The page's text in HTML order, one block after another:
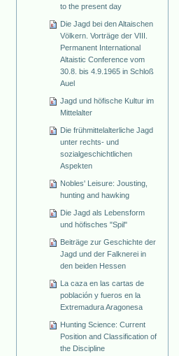
to the present day
Die Jagd bei den Altaischen
Völkern. Vorträge der VIII.
Permanent International
Altaistic Conference vom
30.8. bis 4.9.1965 in Schloß
Auel
Jagd und höfische Kultur im
Mittelalter
Die frühmittelalterliche Jagd
unter rechts- und
sozialgeschichtlichen
Aspekten
Nobles' Leisure: Jousting,
hunting and hawking
Die Jagd als Lebensform
und höfisches "Spil"
Beiträge zur Geschichte der
Jagd und der Falknerei in
den beiden Hessen
La caza en las cartas de
población y fueros en la
Extremadura Aragonesa
Hunting Science: Current
Position and Classification of
the Discipline